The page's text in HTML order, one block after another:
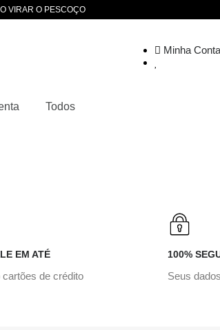
VIRAR O PESCOÇO
Minha Conta
Todos
EM ATÉ
cartões de crédito
100%
Seus